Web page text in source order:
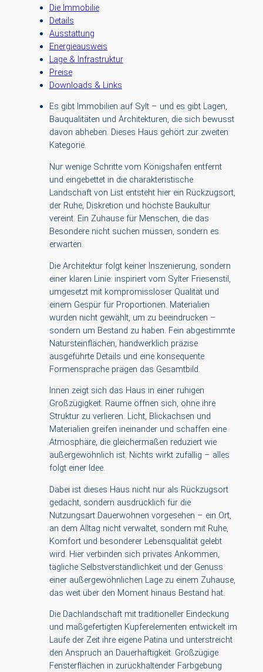
Die Immobilie
Details
Ausstattung
Energieausweis
Lage & Infrastruktur
Preise
Downloads & Links
Es gibt Immobilien auf Sylt – und es gibt Lagen,
Bauqualitäten und Architekturen, die sich bewusst
davon abheben. Dieses Haus gehört zur zweiten
Kategorie.
Nur wenige Schritte vom Königshafen entfernt
und eingebettet in die charakteristische
Landschaft von List entsteht hier ein Rückzugsort,
der Ruhe, Diskretion und höchste Baukultur
vereint. Ein Zuhause für Menschen, die das
Besondere nicht suchen müssen, sondern es
erwarten.
Die Architektur folgt keiner Inszenierung, sondern
einer klaren Linie: inspiriert vom Sylter Friesenstil,
umgesetzt mit kompromissloser Qualität und
einem Gespür für Proportionen. Materialien
wurden nicht gewählt, um zu beeindrucken –
sondern um Bestand zu haben. Fein abgestimmte
Natursteinflächen, handwerklich präzise
ausgeführte Details und eine konsequente
Formensprache prägen das Gesamtbild.
Innen zeigt sich das Haus in einer ruhigen
Großzügigkeit. Räume öffnen sich, ohne ihre
Struktur zu verlieren. Licht, Blickachsen und
Materialien greifen ineinander und schaffen eine
Atmosphäre, die gleichermaßen reduziert wie
außergewöhnlich ist. Nichts wirkt zufällig – alles
folgt einer Idee.
Dabei ist dieses Haus nicht nur als Rückzugsort
gedacht, sondern ausdrücklich für die
Nutzungsart Dauerwohnen vorgesehen – ein Ort,
an dem Alltag nicht verwaltet, sondern mit Ruhe,
Komfort und besonderer Lebensqualität gelebt
wird. Hier verbinden sich privates Ankommen,
tägliche Selbstverständlichkeit und der Genuss
einer außergewöhnlichen Lage zu einem Zuhause,
das weit über den Moment hinaus Bestand hat.
Die Dachlandschaft mit traditioneller Eindeckung
und maßgefertigten Kupferelementen entwickelt im
Laufe der Zeit ihre eigene Patina und unterstreicht
den Anspruch an Dauerhaftigkeit. Großzügige
Fensterflächen in zurückhaltender Farbgebung